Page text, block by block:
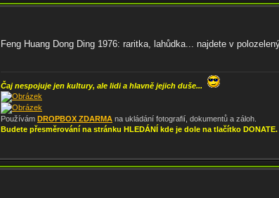
Feng Huang Dong Ding 1976: raritka, lahůdka... najdete v
Čaj nespojuje jen kultury, ale lidi a hlavně jejich duše...
Používám DROPBOX ZDARMA na ukládání fotografií, dokumentů a záloh.
Budete přesměrování na stránku HLEDÁNÍ kde je dole na tlačítko DONATE.